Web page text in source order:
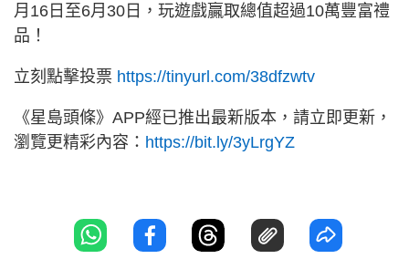
月16日至6月30日，玩遊戲贏取總值超過10萬豐富禮
品！
立刻點擊投票 https://tinyurl.com/38dfzwtv
《星島頭條》APP經已推出最新版本，請立即更新，
瀏覽更精彩內容： https://bit.ly/3yLrgYZ